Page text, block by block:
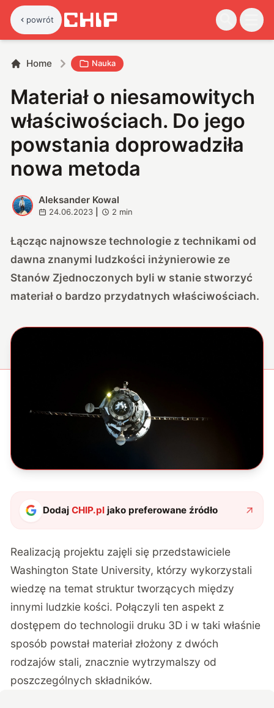
powrót
Home Nauka
Materiał o niesamowitych
właściwościach. Do jego
powstania doprowadziła
nowa metoda
A
Aleksander Kowal
24.06.2023 2 min
Łącząc najnowsze technologie z technikami od
dawna znanymi ludzkości inżynierowie ze
Stanów Zjednoczonych byli w stanie stworzyć
materiał o bardzo przydatnych właściwościach.
DodajCHIP.pl jako preferowane źródło
Realizacją projektu zajęli się przedstawiciele
Washington State University, którzy wykorzystali
wiedzę na temat struktur tworzących między
innymi ludzkie kości. Połączyli ten aspekt z
dostępem do technologii druku 3D i w taki właśnie
sposób powstał materiał złożony z dwóch
rodzajów stali, znacznie wytrzymalszy od
poszczególnych składników.